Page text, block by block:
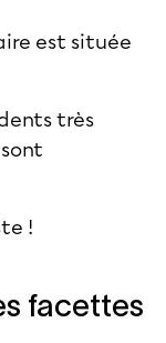
est située
très
!
facettes